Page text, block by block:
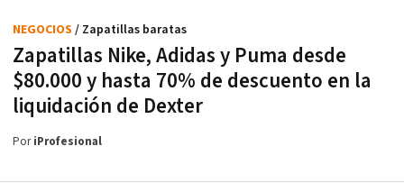
Zapatillas Nike, Adidas y Puma desde
$80.000 y hasta 70% de descuento en la
liquidación de Dexter
NEGOCIOS / Zapatillas baratas
PoriProfesional